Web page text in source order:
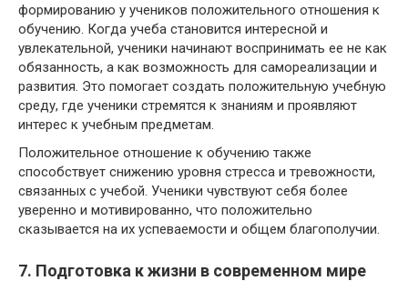
формированию у учеников положительного отношения к
обучению. Когда учеба становится интересной и
увлекательной, ученики начинают воспринимать ее не как
обязанность, а как возможность для самореализации и
развития. Это помогает создать положительную учебную
среду, где ученики стремятся к знаниям и проявляют
интерес к учебным предметам.
Положительное отношение к обучению также
способствует снижению уровня стресса и тревожности,
связанных с учебой. Ученики чувствуют себя более
уверенно и мотивированно, что положительно
сказывается на их успеваемости и общем благополучии.
7. Подготовка к жизни в современном мире